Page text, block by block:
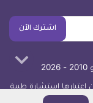
اشترك الآن
استشارة طبية